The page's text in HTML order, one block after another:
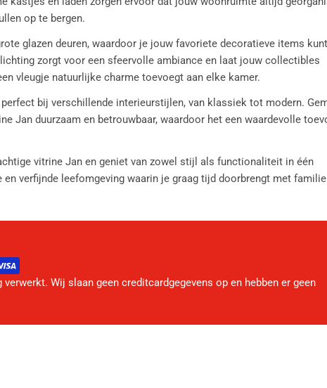
op te bergen.
glazen deuren, waardoor je jouw favoriete decoratieve items kunt
zorgt voor een sfeervolle ambiance en laat jouw collectibles
vleugje natuurlijke charme toevoegt aan elke kamer.
bij verschillende interieurstijlen, van klassiek tot modern.
Jan duurzaam en betrouwbaar, waardoor het een waardevolle
vitrine Jan en geniet van zowel stijl als functionaliteit in één
en verfijnde leefomgeving waarin je graag tijd doorbrengt met
Wij slaan geen creditcardgegevens op en hebben er geen